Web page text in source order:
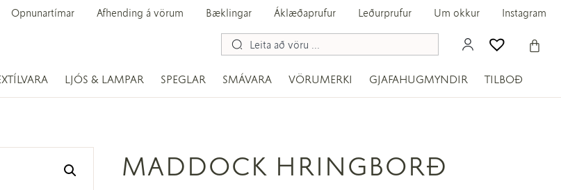
Opnunartímar Afhending á vörum Bæklingar Áklæðaprufur Leðurprufur Um okkur Instagram
LJÓS & LAMPAR SPEGLAR SMÁVARA VÖRUMERKI GJAFAHUGMYNDIR TILBOÐ
MADDOCK HRINGBORÐ